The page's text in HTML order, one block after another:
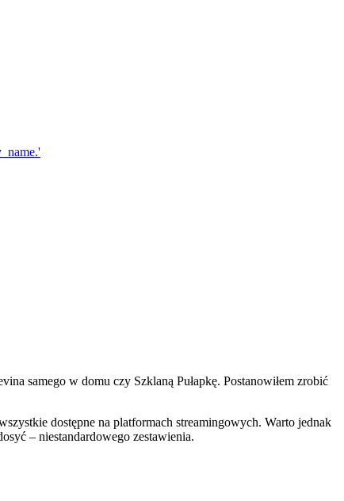
samego w domu czy Szklaną Pułapkę. Postanowiłem zrobić
dostępne na platformach streamingowych. Warto jednak
– niestandardowego zestawienia.